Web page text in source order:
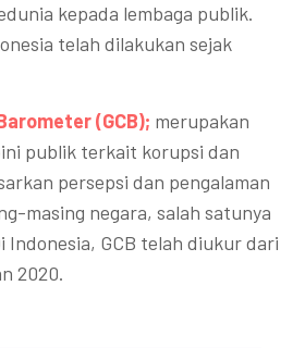
kepada lembaga publik.
telah dilakukan sejak
(GCB); merupakan
publik terkait korupsi dan
persepsi dan pengalaman
masing negara, salah satunya
Indonesia, GCB telah diukur dari
2020.